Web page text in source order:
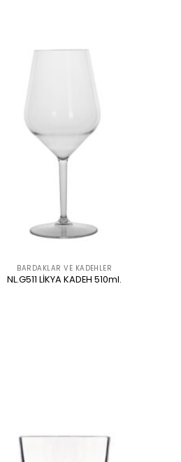
BARDAKLAR VE KADEHLER
NL.G511 LİKYA KADEH 510ml.